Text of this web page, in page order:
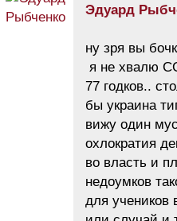
Эдуард
ну зря вы
я не хвалю
77 годков..
бы украина
вижу один
охлократия
во власть и
недоумков
для учеников